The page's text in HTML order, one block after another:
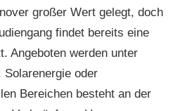
großer Wert gelegt, doch
findet bereits eine
Angeboten werden unter
oder
Bereichen besteht an der